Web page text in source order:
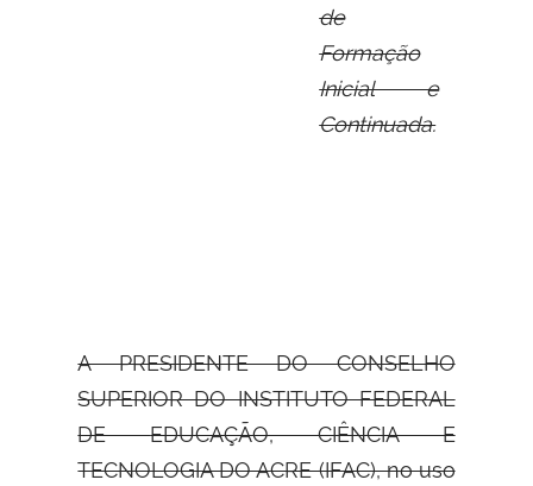
de
Formação
Inicial e
Continuada.
A PRESIDENTE DO CONSELHO
SUPERIOR DO INSTITUTO FEDERAL
DEEDUCAÇÃO, CIÊNCIA E
TECNOLOGIA DO ACRE (IFAC), no uso